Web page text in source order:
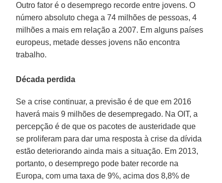
Outro fator é o desemprego recorde entre jovens. O
número absoluto chega a 74 milhões de pessoas, 4
milhões a mais em relação a 2007. Em alguns países
europeus, metade desses jovens não encontra
trabalho.
Década perdida
Se a crise continuar, a previsão é de que em 2016
haverá mais 9 milhões de desempregado. Na OIT, a
percepção é de que os pacotes de austeridade que
se proliferam para dar uma resposta à crise da dívida
estão deteriorando ainda mais a situação. Em 2013,
portanto, o desemprego pode bater recorde na
Europa, com uma taxa de 9%, acima dos 8,8% de